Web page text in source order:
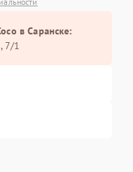
в Саранске:
7/1